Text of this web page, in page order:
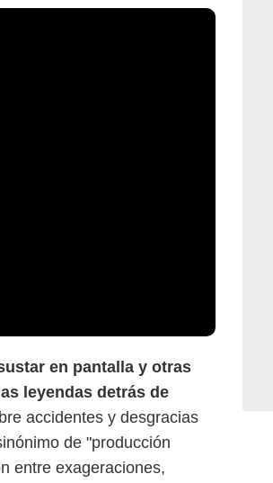
en pantalla y otras
leyendas detrás de
accidentes y desgracias
de "producción
entre exageraciones,